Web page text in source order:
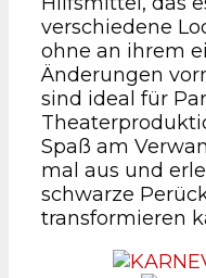
verschiedene
ohne an ihrem
Änderungen
sind ideal für
Spaß am
mal aus und
schwarze
transformieren